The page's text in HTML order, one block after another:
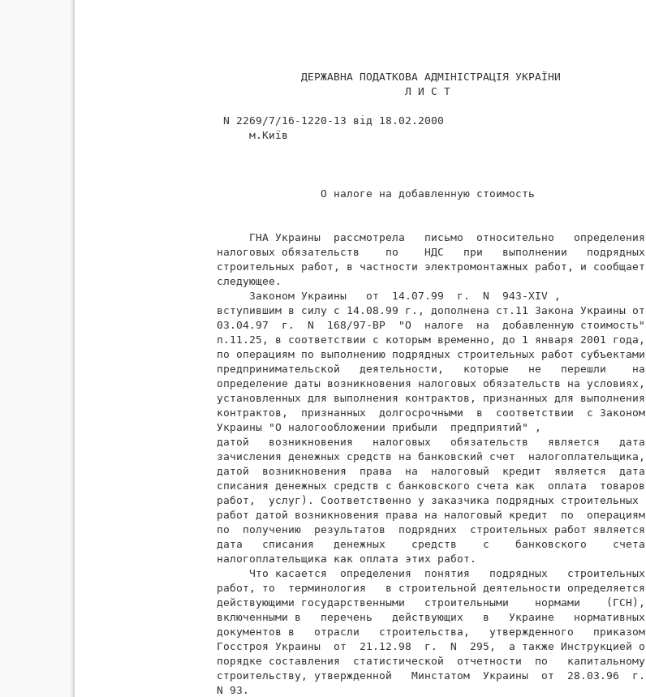
             ДЕРЖАВНА ПОДАТКОВА АДМІНІСТРАЦІЯ УКРАЇНИ
                             Л И С Т
N 2269/7/16-1220-13 від 18.02.2000
     м.Київ
                О налоге на добавленную стоимость
     ГНА Украины  рассмотрела   письмо  относительно   определения
налоговых обязательств    по    НДС   при   выполнении   подрядных
строительных работ, в частности электромонтажных работ, и сообщает
следующее.
     Законом Украины   от  14.07.99  г.  N  943-XIV ,
вступившим в силу с 14.08.99 г., дополнена ст.11 Закона Украины от
03.04.97  г.  N  168/97-ВР  "О  налоге  на  добавленную стоимость"
п.11.25, в соответствии с которым временно, до 1 января 2001 года,
по операциям по выполнению подрядных строительных работ субъектами
предпринимательской   деятельности,   которые   не   перешли    на
определение даты возникновения налоговых обязательств на условиях,
установленных для выполнения контрактов, признанных для выполнения
контрактов,  признанных  долгосрочными  в  соответствии  с Законом
Украины "О налогообложении прибыли  предприятий" ,
датой   возникновения   налоговых   обязательств   является   дата
зачисления денежных средств на банковский счет  налогоплательщика,
датой  возникновения  права  на  налоговый  кредит  является  дата
списания денежных средств с банковского счета как  оплата  товаров
работ,  услуг). Соответственно у заказчика подрядных строительных
работ датой возникновения права на налоговый кредит  по  операциям
по  получению  результатов  подрядних  строительных работ является
дата   списания   денежных    средств    с    банковского    счета
налогоплательщика как оплата этих работ.
     Что касается  определения  понятия   подрядных   строительных
работ, то  терминология   в строительной деятельности определяется
действующими государственными   строительными    нормами    (ГСН),
включенными в   перечень   действующих   в   Украине   нормативных
документов в   отрасли   строительства,   утвержденного   приказом
Госстроя Украины  от  21.12.98  г.  N  295,  а также Инструкцией о
порядке составления  статистической  отчетности  по   капитальному
строительству, утвержденной   Минстатом  Украины  от  28.03.96  г.
N 93.